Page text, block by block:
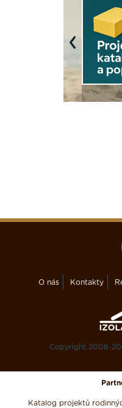
Previous
O nás Kontakty
Copyright 2008-
Katalog projektů